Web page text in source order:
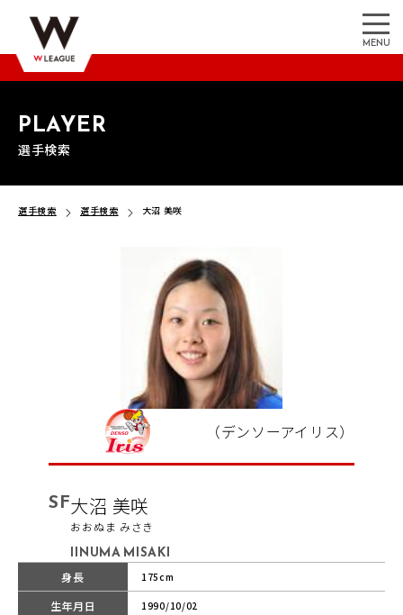
MENU
PLAYER
選手検索
選手検索 選手検索 大沼 美咲
（デンソーアイリス）
SF大沼 美咲
おおぬま みさき
IINUMA MISAKI
身長 175cm
生年月日 1990/10/02